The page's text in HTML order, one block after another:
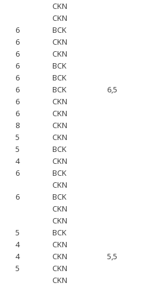
CKN
CKN
6
BCK
6
CKN
6
CKN
6
BCK
6
BCK
6 BCK
6,5
6
CKN
6
CKN
8
CKN
5
CKN
5
BCK
4
CKN
6
BCK
CKN
6
BCK
CKN
CKN
5
BCK
4
CKN
4 CKN
5,5
5
CKN
CKN